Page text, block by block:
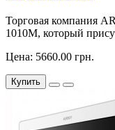
Торговая компания
1010M, который
Цена: 5660.00 грн.
Купить